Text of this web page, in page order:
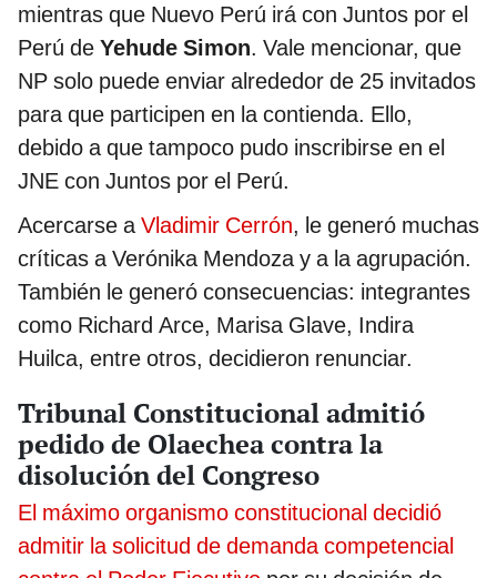
mientras que Nuevo Perú irá con Juntos por el
Perú de Yehude Simon. Vale mencionar, que
NP solo puede enviar alrededor de 25 invitados
para que participen en la contienda. Ello,
debido a que tampoco pudo inscribirse en el
JNE con Juntos por el Perú.
Acercarse aVladimir Cerrón, le generó muchas
críticas a Verónika Mendoza y a la agrupación.
También le generó consecuencias: integrantes
como Richard Arce, Marisa Glave, Indira
Huilca, entre otros, decidieron renunciar.
Tribunal Constitucional admitió
pedido de Olaechea contra la
disolución del Congreso
El máximo organismo constitucional decidió
admitir la solicitud de demanda competencial